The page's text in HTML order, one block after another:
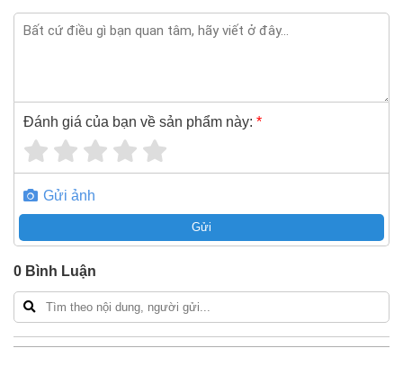
Đánh giá của bạn về sản phẩm này: *
Gửi ảnh
Gửi
0 Bình Luận